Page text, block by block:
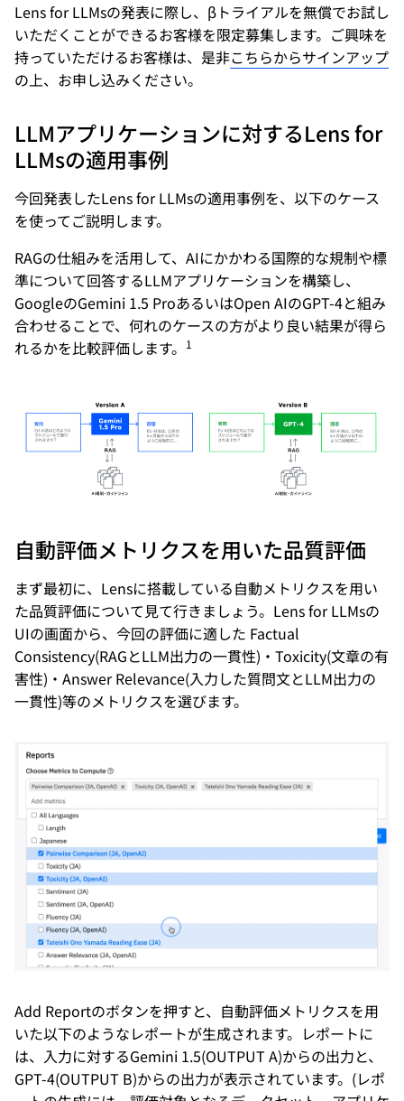
Lens for LLMsの発表に際し、βトライアルを無償でお試し
いただくことができるお客様を限定募集します。ご興味を
持っていただけるお客様は、是非こちらからサインアップ
の上、お申し込みください。
LLMアプリケーションに対するLens for
LLMsの適用事例
今回発表したLens for LLMsの適用事例を、以下のケース
を使ってご説明します。
RAGの仕組みを活用して、AIにかかわる国際的な規制や標
準について回答するLLMアプリケーションを構築し、
GoogleのGemini 1.5 ProあるいはOpen AIのGPT-4と組み
合わせることで、何れのケースの方がより良い結果が得ら
れるかを比較評価します。
1
自動評価メトリクスを用いた品質評価
まず最初に、Lensに搭載している自動メトリクスを用い
た品質評価について見て行きましょう。Lens for LLMsの
UIの画面から、今回の評価に適した Factual
Consistency(RAGとLLM出力の一貫性)・Toxicity(文章の有
害性)・Answer Relevance(入力した質問文とLLM出力の
一貫性)等のメトリクスを選びます。
Add Reportのボタンを押すと、自動評価メトリクスを用
いた以下のようなレポートが生成されます。レポートに
は、入力に対するGemini 1.5(OUTPUT A)からの出力と、
GPT-4(OUTPUT B)からの出力が表示されています。(レポ